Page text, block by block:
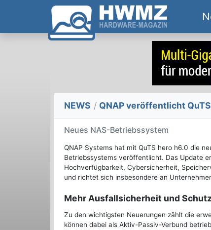
NEWS / QNAP veröffentlicht
Neues NAS-Betriebssystem
QNAP Systems hat mit QuTS hero h6.0 die
Betriebssystems veröffentlicht. Das Update
Hochverfügbarkeit, Cybersicherheit,
und richtet sich insbesondere an
Mehr Ausfallsicherheit und
Zu den wichtigsten Neuerungen zählt die
können dabei als Aktiv-Passiv-Verbund